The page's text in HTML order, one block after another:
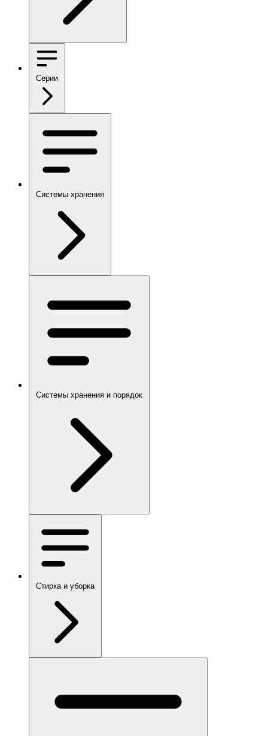
Серии
Системы хранения
Системы хранения и порядок
Стирка и уборка